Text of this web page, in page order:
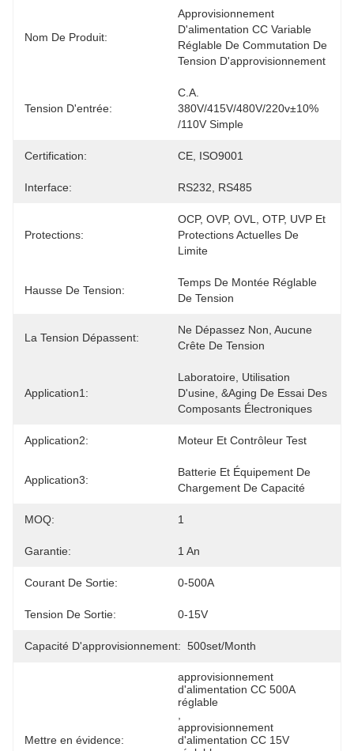
Nom De Produit:
Approvisionnement
D'alimentation CC Variable
Réglable De Commutation De
Tension D'entrée:
C.A.
380V/415V/480V/220v±10%
/110V Simple
Certification: CE, ISO9001
Interface: RS232, RS485
Protections:
OCP, OVP, OVL, OTP, UVP Et
Protections Actuelles De
Limite
Hausse De Tension:
Temps De Montée Réglable
De Tension
La Tension Dépassent:
Ne Dépassez Non, Aucune
Crête De Tension
Application1:
Laboratoire, Utilisation
D'usine, &Aging De Essai Des
Composants Électroniques
Application2: Moteur Et Contrôleur Test
Application3:
Batterie Et Équipement De
Chargement De Capacité
MOQ: 1
Garantie: 1 An
Courant De Sortie: 0-500A
Tension De Sortie: 0-15V
Capacité D'approvisionnement: 500set/month
Mettre en évidence:
approvisionnement
d'alimentation CC 500A
réglable
approvisionnement
d'alimentation CC 15V